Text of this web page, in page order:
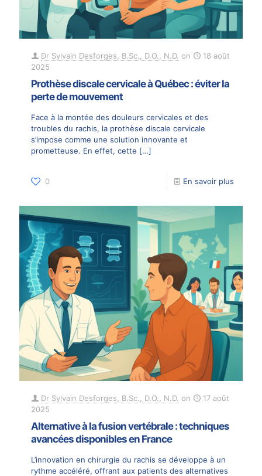
Dr Sylvain Desforges, B.Sc., D.O., N.D. on
18 août
2025
Prothèse discale cervicale à Québec : éviter la
perte de mouvement
Face à la montée des douleurs cervicales et des
troubles du rachis, la prothèse discale cervicale
s’impose comme une solution innovante et
prometteuse. En effet, cette […]
0 En savoir plus
Dr Sylvain Desforges, B.Sc., D.O., N.D. on
17 août
2025
Alternative à la fusion vertébrale : techniques
avancées disponibles en France
L’innovation en chirurgie du rachis se développe à un
rythme accéléré, offrant aux patients des alternatives